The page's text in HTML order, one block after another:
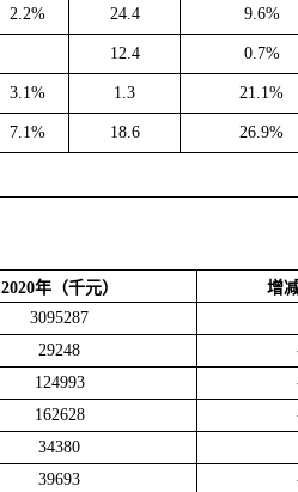
2.2% 24.4 9.6%
12.4 0.7%
3.1% 1.3 21.1%
7.1% 18.6 26.9%
2020年（千元）
增
3095287
29248
124993
162628
34380
39693